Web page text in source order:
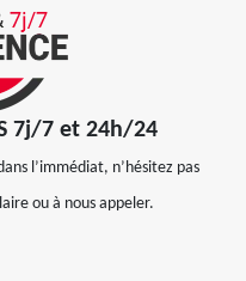
7j/7 et 24h/24
l’immédiat, n’hésitez pas
ou à nous appeler.